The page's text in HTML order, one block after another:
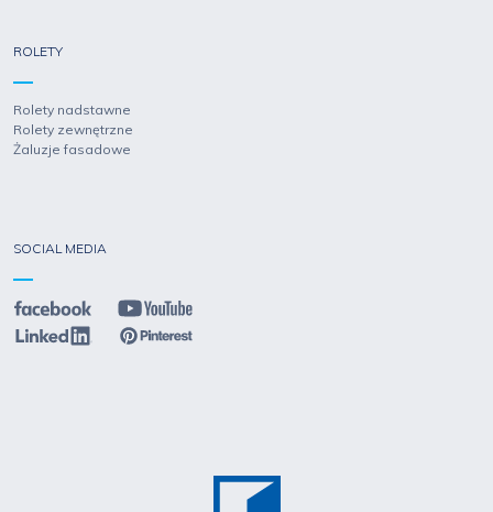
ROLETY
Rolety nadstawne
Rolety zewnętrzne
Żaluzje fasadowe
SOCIAL MEDIA